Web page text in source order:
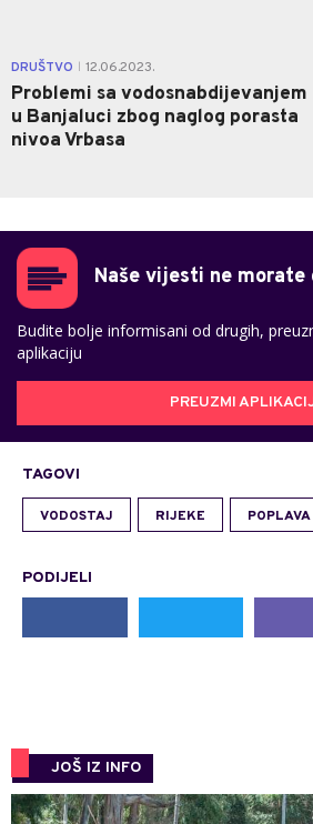
DRUŠTVO 12.06.2023.
Problemi sa vodosnabdijevanjem
u Banjaluci zbog naglog porasta
nivoa Vrbasa
Naše vijesti ne
Budite bolje informisani od drugih,
aplikaciju
PREUZMI
TAGOVI
VODOSTAJ RIJEKE POPLAVA
PODIJELI
JOŠ IZ INFO